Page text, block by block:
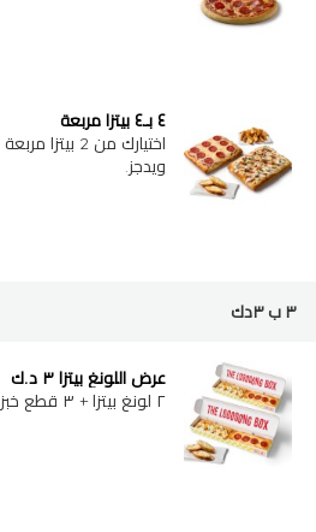
٤ بـ٤ بيتزا مربعة
ويدجز.
٣ ب ٣دك
عرض اللونغ بيتزا ٣ د.ك
٢ لونغ بيتزا + ٣ قطع خبز الثوم بالجبن